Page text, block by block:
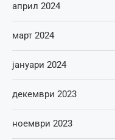
април 2024
март 2024
јануари 2024
декември 2023
ноември 2023